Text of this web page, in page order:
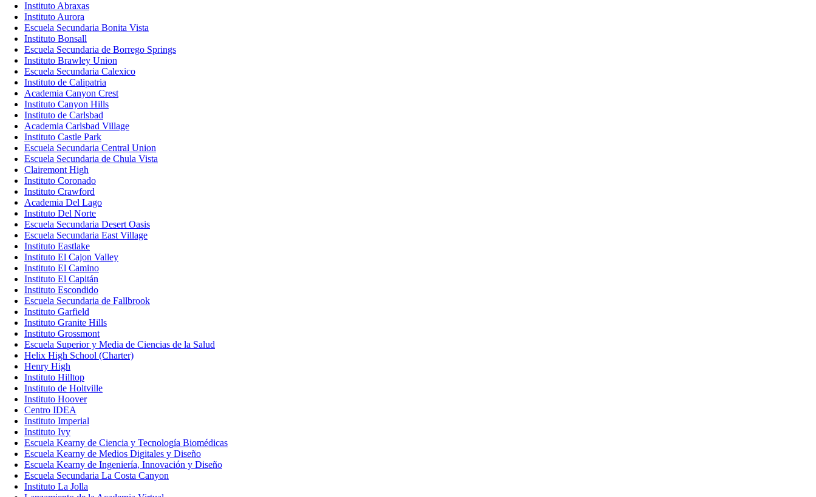
Instituto Abraxas
Instituto Aurora
Escuela Secundaria Bonita Vista
Instituto Bonsall
Escuela Secundaria de Borrego Springs
Instituto Brawley Union
Escuela Secundaria Calexico
Instituto de Calipatria
Academia Canyon Crest
Instituto Canyon Hills
Instituto de Carlsbad
Academia Carlsbad Village
Instituto Castle Park
Escuela Secundaria Central Union
Escuela Secundaria de Chula Vista
Clairemont High
Instituto Coronado
Instituto Crawford
Academia Del Lago
Instituto Del Norte
Escuela Secundaria Desert Oasis
Escuela Secundaria East Village
Instituto Eastlake
Instituto El Cajon Valley
Instituto El Camino
Instituto El Capitán
Instituto Escondido
Escuela Secundaria de Fallbrook
Instituto Garfield
Instituto Granite Hills
Instituto Grossmont
Escuela Superior y Media de Ciencias de la Salud
Helix High School (Charter)
Henry High
Instituto Hilltop
Instituto de Holtville
Instituto Hoover
Centro IDEA
Instituto Imperial
Instituto Ivy
Escuela Kearny de Ciencia y Tecnología Biomédicas
Escuela Kearny de Medios Digitales y Diseño
Escuela Kearny de Ingeniería, Innovación y Diseño
Escuela Secundaria La Costa Canyon
Instituto La Jolla